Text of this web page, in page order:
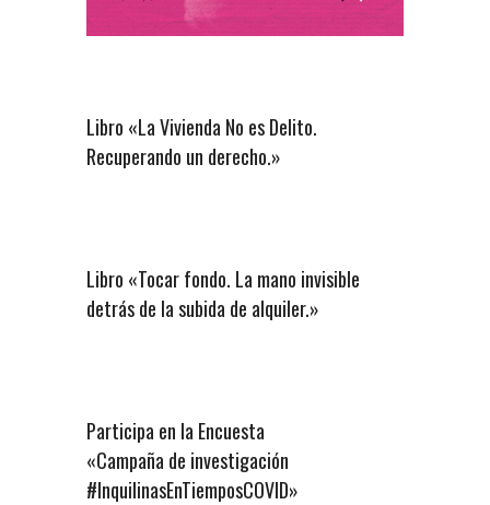
Libro «La Vivienda No es Delito.
Recuperando un derecho.»
Libro «Tocar fondo. La mano invisible
detrás de la subida de alquiler.»
Participa en la Encuesta
«Campaña de investigación
#InquilinasEnTiemposCOVID»